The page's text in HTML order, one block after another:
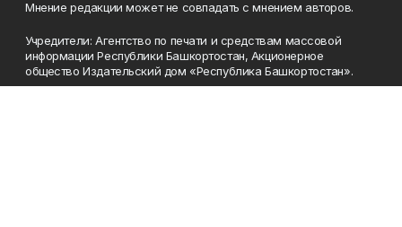
Мнение редакции может не совпадать с мнением авторов.
Учредители: Агентство по печати и средствам массовой
информации Республики Башкортостан, Акционерное
общество Издательский дом «Республика Башкортостан».